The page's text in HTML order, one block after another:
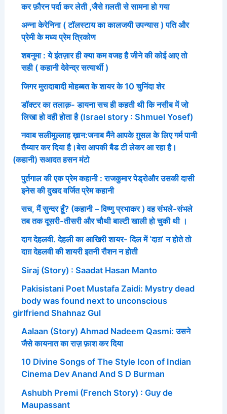
कर फ़ौरन पर्दा कर लेती ,जैसे ग़लती से सामना हो गया
अन्ना केरेनिना ( टॉलस्टाय का कालजयी उपन्यास ) पति और
प्रेमी के मध्य प्रेम त्रिकोण
शबनुमा : ये इंतज़ार ही क्या कम वजह है जीने की कोई आए तो
सही ( कहानी देवेन्द्र सत्यार्थी )
जिगर मुरादाबादी मोहब्बत के शायर के 10 चुनिंदा शेर
डॉक्टर का तलाक़- डायना सच ही कहती थी कि नसीब में जो
लिखा हो वही होता है (Israel story : Shmuel Yosef)
नवाब सलीमुल्लाह ख़ान:जनाब मैंने आपके ग़ुसल के लिए गर्म पानी
तैय्यार कर दिया है।बेरा आपकी बैड टी लेकर आ रहा है।
(कहानी) सआदत हसन मंटो
पुर्तगाल की एक प्रेम कहानी : राजकुमार पेड्रोऔर उसकी दासी
इनेस की दुखद वर्जित प्रेम कहानी
सच, मैं सुन्दर हूँ? (कहानी – विष्णु प्रभाकर ) वह संभले-संभले
तब तक दूसरी-तीसरी और चौथी बाल्टी खाली हो चुकी थी ।
दाग देहलवी. देहली का आखिरी शायर- दिल में ‘दाग़’ न होते तो
दाग़ देहलवी की शायरी इतनी रौशन न होती
Siraj (Story) : Saadat Hasan Manto
Pakisistani Poet Mustafa Zaidi: Mystry dead
body was found next to unconscious
girlfriend Shahnaz Gul
Aalaan (Story) Ahmad Nadeem Qasmi: उसने
जैसे कायनात का राज़ फ़ाश कर दिया
10 Divine Songs of The Style Icon of Indian
Cinema Dev Anand And S D Burman
Ashubh Premi (French Story) : Guy de
Maupassant